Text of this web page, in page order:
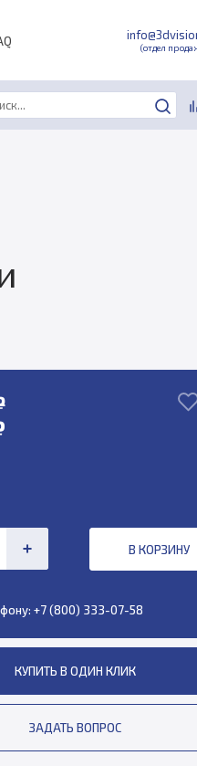
(отдел
В КОРЗИНУ
+7 (800) 333-07-58
КУПИТЬ В ОДИН КЛИК
ЗАДАТЬ ВОПРОС